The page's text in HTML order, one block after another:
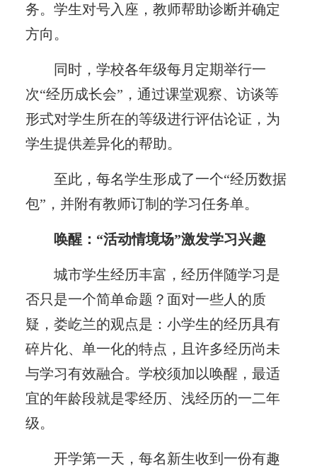
务。学生对号入座，教师帮助诊断并确定
方向。
同时，学校各年级每月定期举行一
次“经历成长会”，通过课堂观察、访谈等
形式对学生所在的等级进行评估论证，为
学生提供差异化的帮助。
至此，每名学生形成了一个“经历数据
包”，并附有教师订制的学习任务单。
唤醒：“活动情境场”激发学习兴趣
城市学生经历丰富，经历伴随学习是
否只是一个简单命题？面对一些人的质
疑，娄屹兰的观点是：小学生的经历具有
碎片化、单一化的特点，且许多经历尚未
与学习有效融合。学校须加以唤醒，最适
宜的年龄段就是零经历、浅经历的一二年
级。
开学第一天，每名新生收到一份有趣